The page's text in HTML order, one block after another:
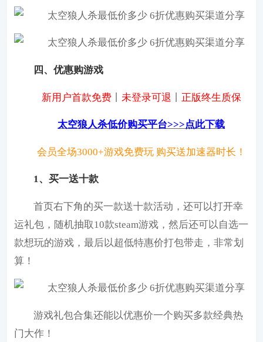
四、优惠购游戏
新用户首款免费丨 未登录可退 正版终生质保
太空狼人杀低价购买平台>>>点此下载
会员全场3000+游戏免费玩 购买送加速器时长！
1、买一送十款
首页右下角的买一款送十款活动，还可以打开幸
运礼包，随机抽取10款steam游戏，然后还可以自选一
款想玩的游戏，最后以超低特惠价打包带走，非常划
算！
游戏礼包合集还能以优惠价一个购买多款经典热
门大作！